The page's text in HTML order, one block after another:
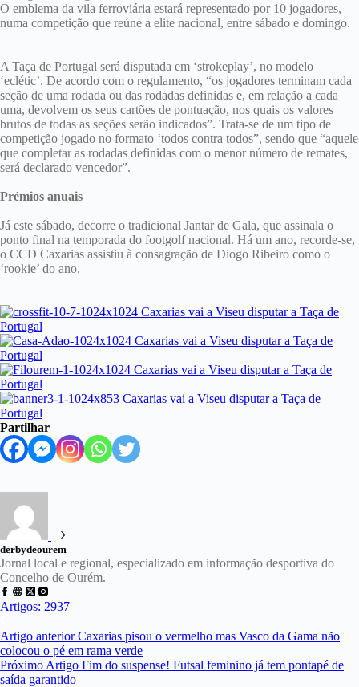
O emblema da vila ferroviária estará representado por 10 jogadores,
numa competição que reúne a elite nacional, entre sábado e domingo.
A Taça de Portugal será disputada em ‘strokeplay’, no modelo
‘eclétic’. De acordo com o regulamento, “os jogadores terminam cada
seção de uma rodada ou das rodadas definidas e, em relação a cada
uma, devolvem os seus cartões de pontuação, nos quais os valores
brutos de todas as seções serão indicados”. Trata-se de um tipo de
competição jogado no formato ‘todos contra todos”, sendo que “aquele
que completar as rodadas definidas com o menor número de remates,
será declarado vencedor”.
Prémios anuais
Já este sábado, decorre o tradicional Jantar de Gala, que assinala o
ponto final na temporada do footgolf nacional. Há um ano, recorde-se,
o CCD Caxarias assistiu à consagração de Diogo Ribeiro como o
‘rookie’ do ano.
Partilhar
derbydeourem
Jornal local e regional, especializado em informação desportiva do
Concelho de Ourém.
Artigos: 2937
Artigo anteriorCaxarias pisou o vermelho mas Vasco da Gama não
colocou o pé em rama verde
Próximo Artigo Fim do suspense! Futsal feminino já tem pontapé de
saída garantido